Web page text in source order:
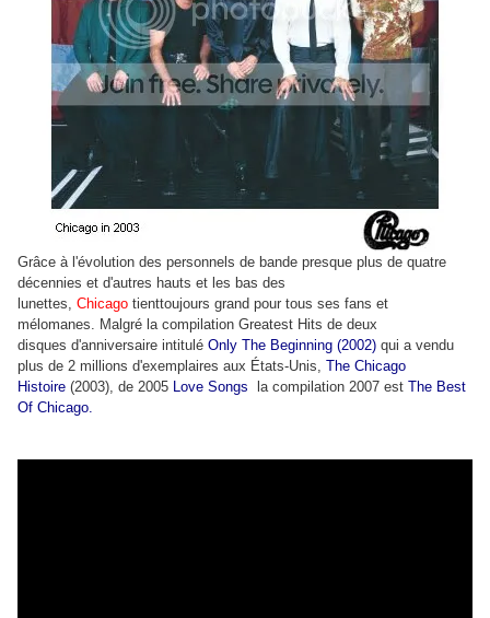
Grâce à l'évolution des personnels de bande presque plus de quatre
décennies et d'autres hauts et les bas des
lunettes, Chicago tienttoujours grand pour tous ses fans et
mélomanes. Malgré la compilation Greatest Hits de deux
disques d'anniversaire intitulé Only The Beginning (2002) qui a vendu
plus de 2 millions d'exemplaires aux États-Unis, The Chicago
Histoire (2003), de 2005 Love Songs la compilation 2007 est The Best
Of Chicago.